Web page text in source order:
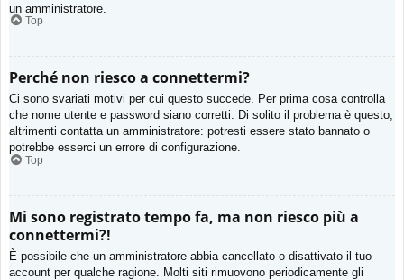
un amministratore.
Top
Perché non riesco a connettermi?
Ci sono svariati motivi per cui questo succede. Per prima cosa controlla
che nome utente e password siano corretti. Di solito il problema è questo,
altrimenti contatta un amministratore: potresti essere stato bannato o
potrebbe esserci un errore di configurazione.
Top
Mi sono registrato tempo fa, ma non riesco più a
connettermi?!
È possibile che un amministratore abbia cancellato o disattivato il tuo
account per qualche ragione. Molti siti rimuovono periodicamente gli